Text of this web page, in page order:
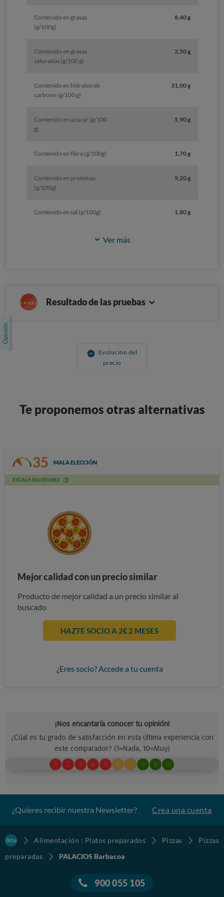
Contenido en grasas
(g/100g)
8,40 g
Contenido en grasas
saturadas (g/100 g)
2,50 g
Contenido en hidratos de
carbono (g/100 g)
31,00 g
Contenido en azúcar (g/100
g)
5,90 g
Contenido en fibra (g/100g) 1,70 g
Contenido en proteínas
(g/100g)
9,20 g
Contenido en sal (g/100g) 1,80 g
Ver más
Resultado de las pruebas
Evolución del
precio
Te proponemos otras alternativas
35 MALA ELECCIÓN
ESCALA SALUDABLE
Mejor calidad con un precio similar
Producto de mejor calidad a un precio similar al
buscado
HAZTE SOCIO A 2€ 2 MESES
¿Eres socio? Accede a tu cuenta
¿Quieres recibir nuestra Newsletter? Crea una cuenta
Alimentación : Platos preparados Pizzas
Pizzas
preparadas
PALACIOS Barbacoa
900 055 105